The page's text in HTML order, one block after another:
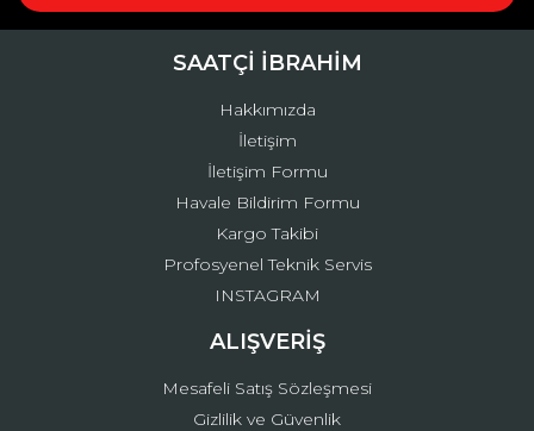
Ürün fiyatı diğer sitelerden daha pahalı.
Gönder
SAATÇİ İBRAHİM
Hakkımızda
İletişim
İletişim Formu
Havale Bildirim Formu
Kargo Takibi
Profosyenel Teknik Servis
INSTAGRAM
ALIŞVERİŞ
Mesafeli Satış Sözleşmesi
Gizlilik ve Güvenlik